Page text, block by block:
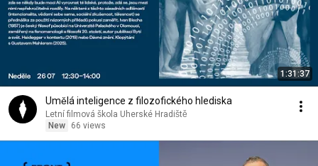
1:31:37
Umělá inteligence z filozofického hlediska
Letní filmová škola Uherské Hradiště
New
66 views